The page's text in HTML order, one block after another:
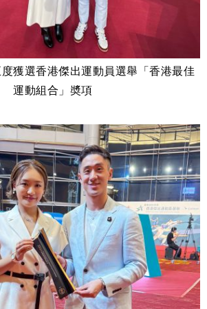
獲選香港傑出運動員選舉「香港最佳
運動組合」奬項